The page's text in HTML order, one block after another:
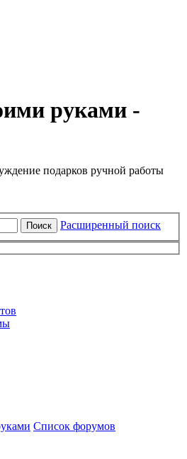
руками -
подарков ручной работы
Поиск Расширенный поиск
Список форумов